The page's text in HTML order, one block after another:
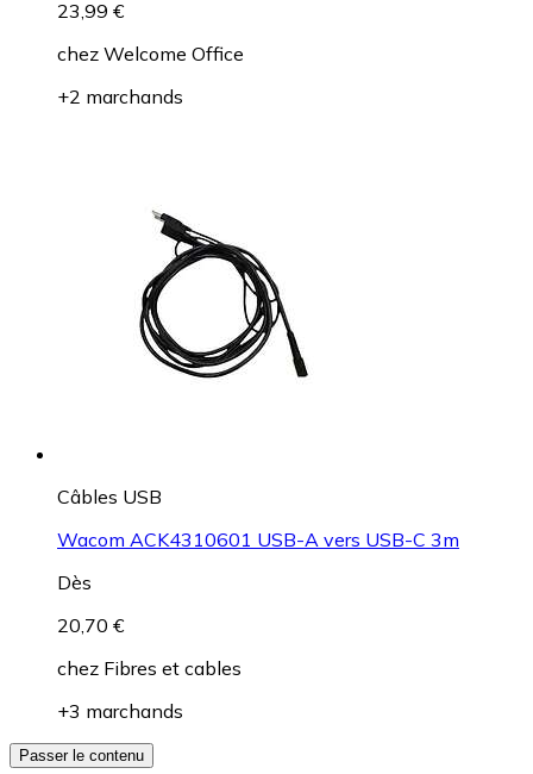
23,99 €
chez Welcome Office
+2 marchands
Câbles USB
Wacom ACK4310601 USB-A vers USB-C 3m
Dès
20,70 €
chez Fibres et cables
+3 marchands
Passer le contenu